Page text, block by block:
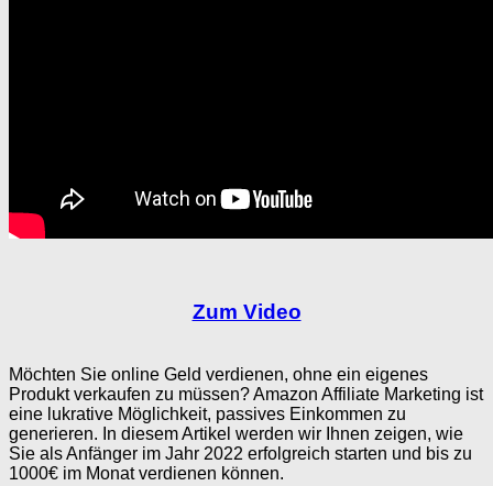
Zum Video
Möchten Sie online Geld verdienen, ohne ein eigenes
Produkt verkaufen zu müssen? Amazon Affiliate Marketing ist
eine lukrative Möglichkeit, passives Einkommen zu
generieren. In diesem Artikel werden wir Ihnen zeigen, wie
Sie als Anfänger im Jahr 2022 erfolgreich starten und bis zu
1000€ im Monat verdienen können.